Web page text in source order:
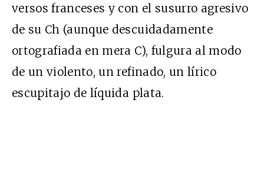
versos franceses y con el susurro agresivo
de su Ch (aunque descuidadamente
ortografiada en mera C), fulgura al modo
de un violento, un refinado, un lírico
escupitajo de líquida plata.